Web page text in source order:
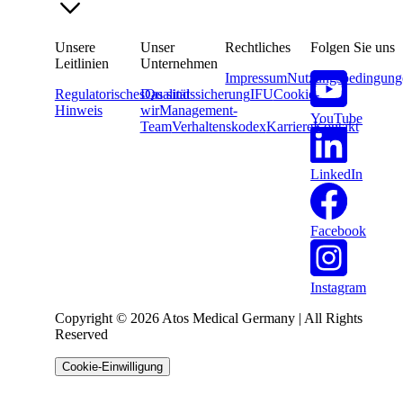
Unsere
Leitlinien
RegulatorischesQualitätssicherungIFUCookie-
Hinweis
Unser
Unternehmen
Das sind
wirManagement-
TeamVerhaltenskodexKarriereKontakt
Rechtliches
Impressum
Folgen Sie uns
YouTube
LinkedIn
Facebook
Instagram
Copyright © 2026 Atos Medical Germany | All Rights
Reserved
Cookie-Einwilligung